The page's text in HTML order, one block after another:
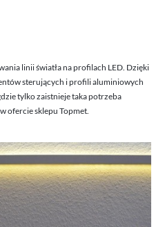
linii światła na profilach LED. Dzięki
sterujących i profili aluminiowych
tylko zaistnieje taka potrzeba
ofercie sklepu Topmet.